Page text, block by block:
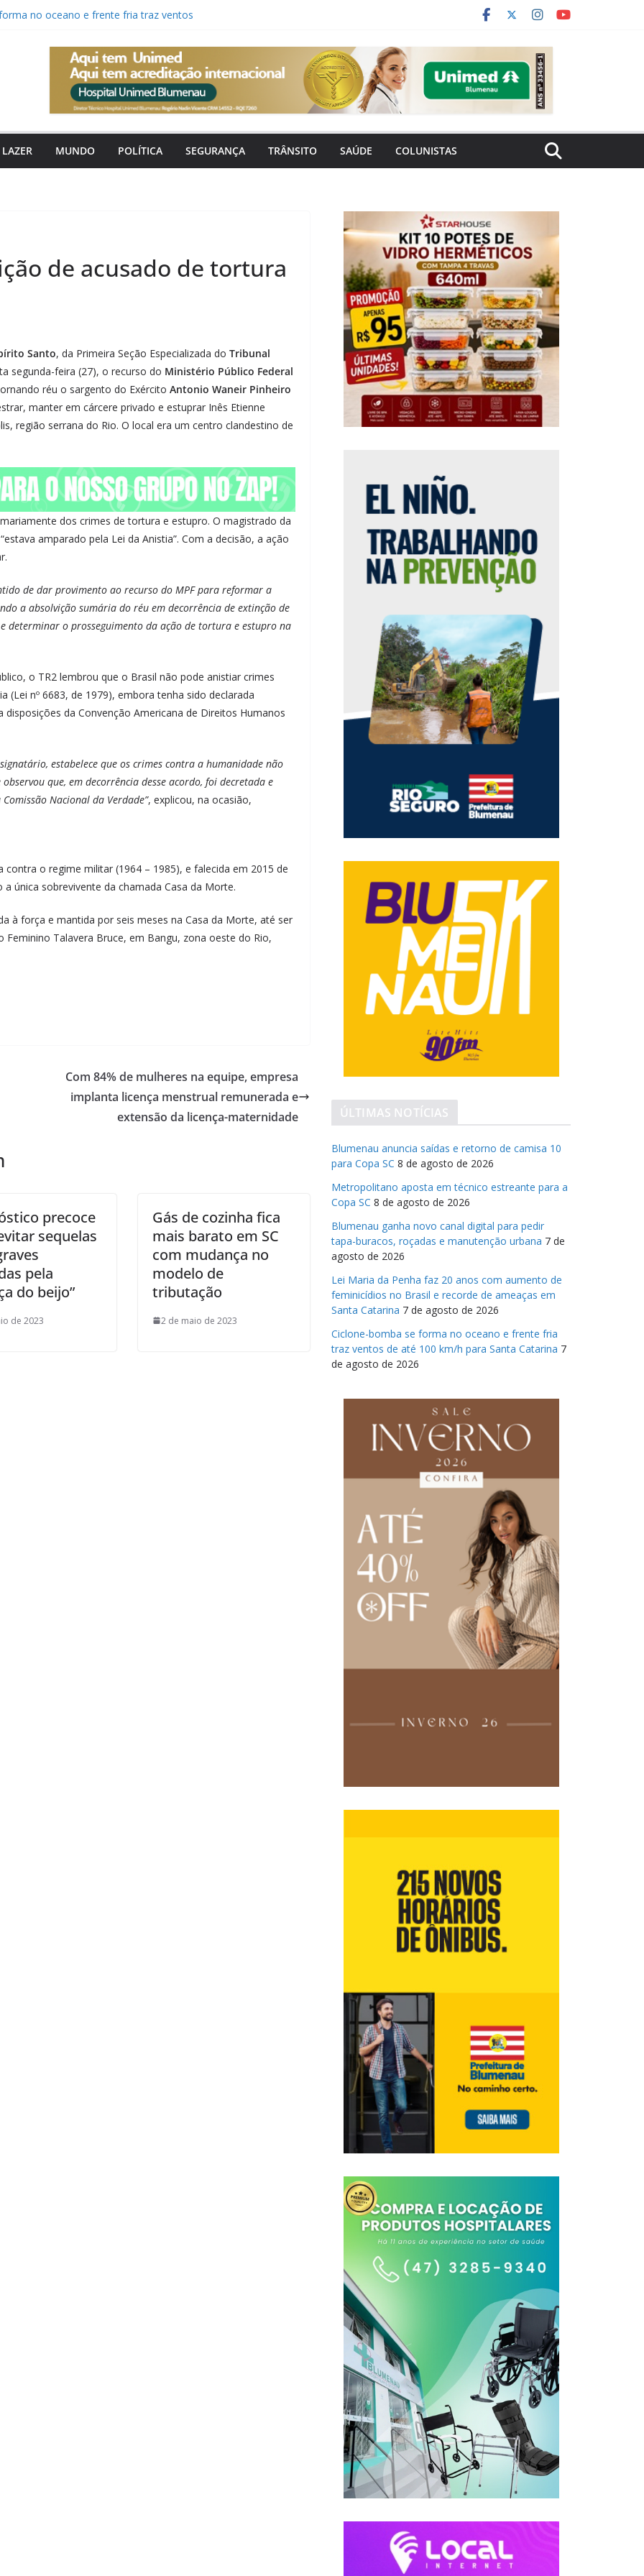
no oceano e frente fria traz ventos
em técnico estreante para a Copa SC
canal digital para pedir tapa-buracos,
urbana
faz 20 anos com aumento de
e recorde de ameaças em Santa
LAZER MUNDO POLÍTICA SEGURANÇA TRÂNSITO SAÚDE COLUNISTAS
de acusado de tortura
Santo, da Primeira Seção Especializada do Tribunal
segunda-feira (27), o recurso do Ministério Público Federal
réu o sargento do Exército Antonio Waneir Pinheiro
manter em cárcere privado e estuprar Inês Etienne
região serrana do Rio. O local era um centro clandestino de
dos crimes de tortura e estupro. O magistrado da
amparado pela Lei da Anistia”. Com a decisão, a ação
de dar provimento ao recurso do MPF para reformar a
a absolvição sumária do réu em decorrência de extinção de
determinar o prosseguimento da ação de tortura e estupro na
o TR2 lembrou que o Brasil não pode anistiar crimes
(Lei nº 6683, de 1979), embora tenha sido declarada
da Convenção Americana de Direitos Humanos
estabelece que os crimes contra a humanidade não
que, em decorrência desse acordo, foi decretada e
Nacional da Verdade”, explicou, na ocasião,
contra o regime militar (1964 – 1985), e falecida em 2015 de
única sobrevivente da chamada Casa da Morte.
à força e mantida por seis meses na Casa da Morte, até ser
Talavera Bruce, em Bangu, zona oeste do Rio,
Com 84% de mulheres na equipe, empresa
implanta licença menstrual remunerada e
extensão da licença-maternidade
precoce
sequelas
pela
do beijo”
de 2023
Gás de cozinha fica
mais barato em SC
com mudança no
modelo de
tributação
2 de maio de 2023
ÚLTIMAS NOTÍCIAS
Blumenau anuncia saídas e retorno de camisa 10
para Copa SC 8 de agosto de 2026
Metropolitano aposta em técnico estreante para a
Copa SC 8 de agosto de 2026
Blumenau ganha novo canal digital para pedir
tapa-buracos, roçadas e manutenção urbana 7 de
agosto de 2026
Lei Maria da Penha faz 20 anos com aumento de
feminicídios no Brasil e recorde de ameaças em
Santa Catarina 7 de agosto de 2026
Ciclone-bomba se forma no oceano e frente fria
traz ventos de até 100 km/h para Santa Catarina 7
de agosto de 2026